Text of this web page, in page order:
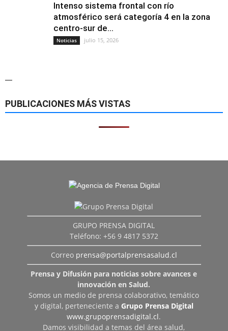
Intenso sistema frontal con río
atmosférico será categoría 4 en la zona
centro-sur de...
Noticias julio 15, 2026
—
PUBLICACIONES MÁS VISTAS
GRUPO PRENSA DIGITAL
Teléfono: +56 9 4817 5372
Correo prensa@portalprensasalud.cl
Prensa y Difusión para noticias sobre avances e
innovación en Salud.
Somos un medio de prensa colaborativo, temático
y digital, perteneciente a Grupo Prensa Digital
www.grupoprensadigital.cl.
Damos visibilidad a temas del área salud,